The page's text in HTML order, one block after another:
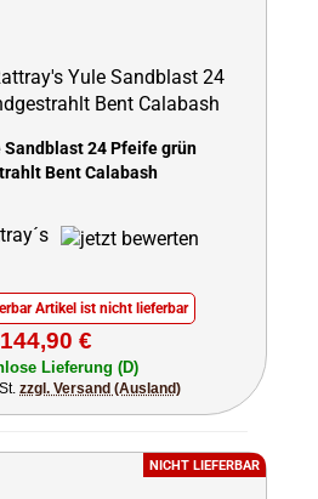
Sandblast 24 Pfeife grün
Bent Calabash
Artikel ist nicht lieferbar
144,90 €
Lieferung (D)
zzgl. Versand (Ausland)
NICHT LIEFERBAR